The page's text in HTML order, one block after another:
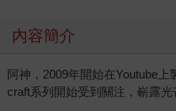
內容簡介
阿神，2009年開始在Youtube
craft系列開始受到關注，嶄露光